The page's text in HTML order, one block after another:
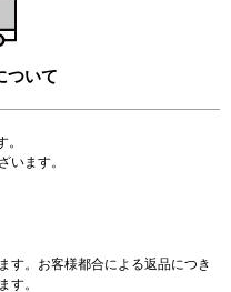
ついて
います。
す。お客様都合による返品につき
す。